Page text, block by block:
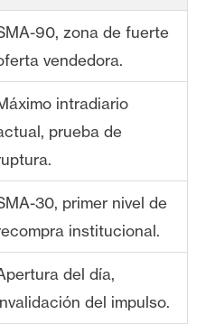
90, zona de fuerte
vendedora.
intradiario
prueba de
30, primer nivel de
institucional.
del día,
del impulso.